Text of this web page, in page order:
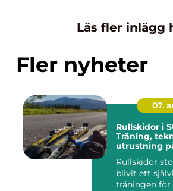
Läs fler inlägg
Fler nyheter
07.
Rullskidor i
Träning,
utrustning
Rullskidor
blivit ett
träningen för